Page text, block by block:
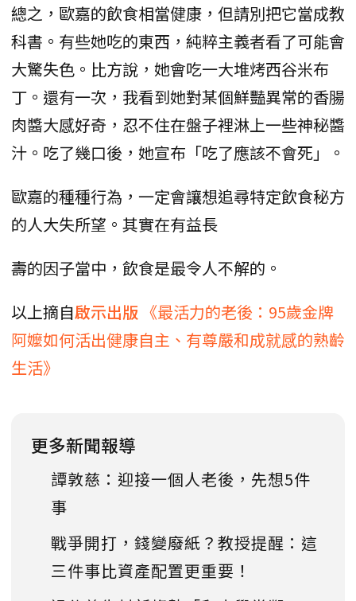
總之，歐嘉的飲食相當健康，但請別把它當成教
科書。有些她吃的東西，純粹主義者看了可能會
大驚失色。比方說，她會吃一大堆烤西谷米布
丁。還有一次，我看到她對某個鮮豔異常的香腸
肉醬大感好奇，忍不住在盤子裡淋上一些神秘醬
汁。吃了幾口後，她宣布「吃了應該不會死」。
歐嘉的種種行為，一定會讓想追尋特定飲食秘方
的人大失所望。其實在有益長
壽的因子當中，飲食是最令人不解的。
以上摘自啟示出版 《最活力的老後：95歲金牌
阿嬤如何活出健康自主、有尊嚴和成就感的熟齡
生活》
更多新聞報導
譚敦慈：迎接一個人老後，先想5件
事
戰爭開打，錢變廢紙？教授提醒：這
三件事比資產配置更重要！